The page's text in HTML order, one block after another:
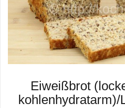
Eiweißbrot
kohlenhydratarm)/